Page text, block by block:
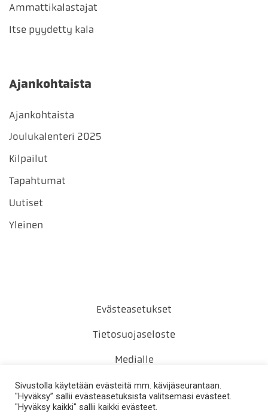
Ammattikalastajat
Itse pyydetty kala
Ajankohtaista
Ajankohtaista
Joulukalenteri 2025
Kilpailut
Tapahtumat
Uutiset
Yleinen
Evästeasetukset
Tietosuojaseloste
Medialle
Yhteystiedot
Sivustolla käytetään evästeitä mm. kävijäseurantaan.
"Hyväksy” sallii evästeasetuksista valitsemasi evästeet.
"Hyväksy kaikki" sallii kaikki evästeet.